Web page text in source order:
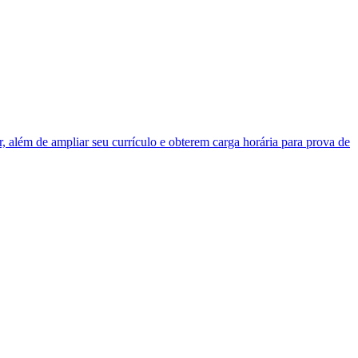
de ampliar seu currículo e obterem carga horária para prova de